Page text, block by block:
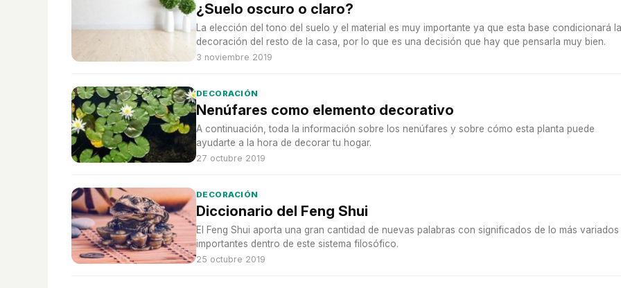
¿Suelo oscuro o claro?
La elección del tono del suelo y el material es muy importante ya que esta base condicionará la
decoración del resto de la casa, por lo que es una decisión que hay que pensarla muy bien.
3 noviembre 2019
DECORACIÓN
Nenúfares como elemento decorativo
A continuación, toda la información sobre los nenúfares y sobre cómo esta planta puede
ayudarte a la hora de decorar tu hogar.
27 octubre 2019
DECORACIÓN
Diccionario del Feng Shui
El Feng Shui aporta una gran cantidad de nuevas palabras con significados de lo más variados
importantes dentro de este sistema filosófico.
25 octubre 2019